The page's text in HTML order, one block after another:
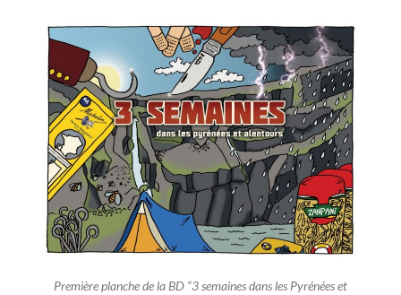
Première planche de la BD “3 semaines dans les Pyrénées et